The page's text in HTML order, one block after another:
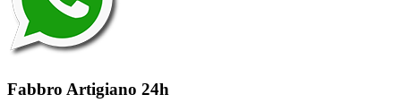
Fabbro Artigiano 24h